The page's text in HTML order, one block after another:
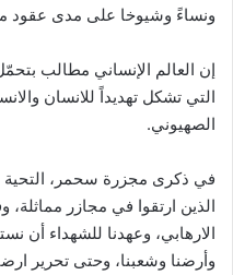
ونساءً وشيوخا على مدى عقود
إن العالم الإنساني مطالب
التي تشكل تهديداً للانسان
الصهيوني.
في ذكرى مجزرة سحمر، التحية
الذين ارتقوا في مجازر
الارهابي، وعهدنا للشهداء أن
وأرضنا وشعبنا، وحتى تحرير